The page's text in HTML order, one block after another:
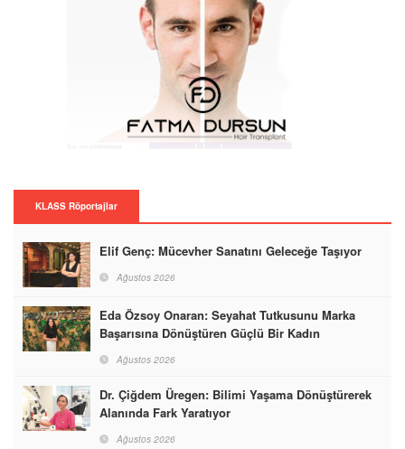
KLASS Röportajlar
Elif Genç: Mücevher Sanatını Geleceğe Taşıyor
Ağustos 2026
Eda Özsoy Onaran: Seyahat Tutkusunu Marka
Başarısına Dönüştüren Güçlü Bir Kadın
Ağustos 2026
Dr. Çiğdem Üregen: Bilimi Yaşama Dönüştürerek
Alanında Fark Yaratıyor
Ağustos 2026